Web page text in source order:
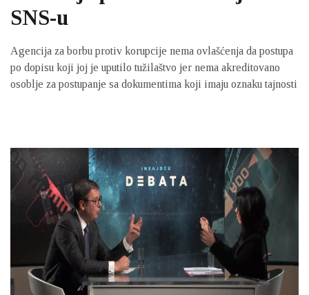
SNS-u
Agencija za borbu protiv korupcije nema ovlašćenja da postupa
po dopisu koji joj je uputilo tužilaštvo jer nema akreditovano
osoblje za postupanje sa dokumentima koji imaju oznaku tajnosti